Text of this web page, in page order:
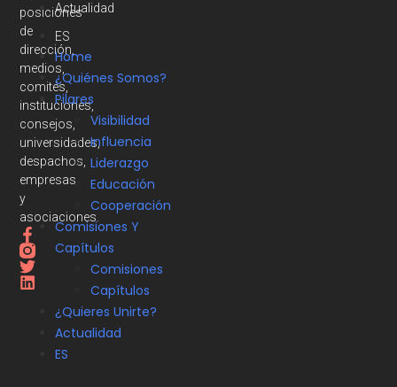
posiciones
de
dirección,
medios,
comités,
instituciones,
consejos,
universidades,
despachos,
empresas
y
asociaciones.
Actualidad
ES
Home
¿Quiénes Somos?
Pilares
Visibilidad
Influencia
Liderazgo
Educación
Cooperación
Comisiones Y
Capítulos
Comisiones
Capítulos
¿Quieres Unirte?
Actualidad
ES